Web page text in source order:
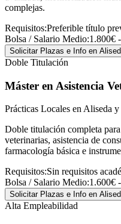
complejas.
Requisitos:Preferible título
Bolsa / Salario Medio:1.800€
Solicitar Plazas e Info en
Doble Titulación
Máster en Asistencia
Prácticas Locales en Aliseda
Doble titulación completa
veterinarias, asistencia de
farmacología básica e
Requisitos:Sin requisitos
Bolsa / Salario Medio:1.600€
Solicitar Plazas e Info en
Alta Empleabilidad